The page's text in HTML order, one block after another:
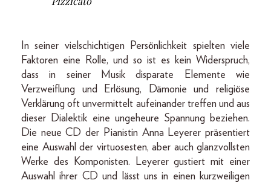
In seiner vielschichtigen Persönlichkeit spielten viele
Faktoren eine Rolle, und so ist es kein Widerspruch,
dass in seiner Musik disparate Elemente wie
Verzweiflung und Erlösung, Dämonie und religiöse
Verklärung oft unvermittelt aufeinander treffen und aus
dieser Dialektik eine ungeheure Spannung beziehen.
Die neue CD der Pianistin Anna Leyerer präsentiert
eine Auswahl der virtuosesten, aber auch glanzvollsten
Werke des Komponisten. Leyerer gustiert mit einer
Auswahl ihrer CD und lässt uns in einen kurzweiligen